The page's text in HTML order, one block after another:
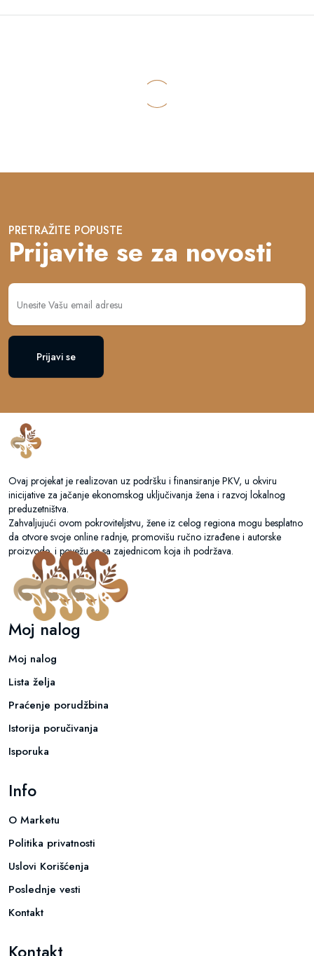
PRETRAŽITE POPUSTE
Prijavite se za novosti
Prijavi se
Ovaj projekat je realizovan uz podršku i finansiranje PKV, u okviru
inicijative za jačanje ekonomskog uključivanja žena i razvoj lokalnog
preduzetništva.
Zahvaljujući ovom pokroviteljstvu, žene iz celog regiona mogu besplatno
da otvore svoje online radnje, promovišu ručno izrađene i autorske
proizvode, i povežu se sa zajednicom koja ih podržava.
Moj nalog
Moj nalog
Lista želja
Praćenje porudžbina
Istorija poručivanja
Isporuka
Info
O Marketu
Politika privatnosti
Uslovi Korišćenja
Poslednje vesti
Kontakt